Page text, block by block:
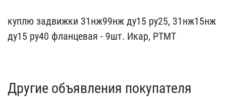
куплю задвижки 31нж99нж ​ду15 ру25, 31нж15нж
ду15​ ру40 фланцевая - 9шт. И​кар, РТМТ
Другие объявления покупателя